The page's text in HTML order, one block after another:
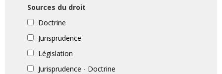
Sources du droit
Doctrine
Jurisprudence
Législation
Jurisprudence - Doctrine